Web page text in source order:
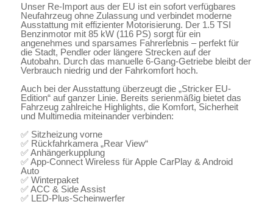
Unser Re-Import aus der EU ist ein sofort verfügbares
Neufahrzeug ohne Zulassung und verbindet moderne
Ausstattung mit effizienter Motorisierung. Der 1.5 TSI
Benzinmotor mit 85 kW (116 PS) sorgt für ein
angenehmes und sparsames Fahrerlebnis – perfekt für
die Stadt, Pendler oder längere Strecken auf der
Autobahn. Durch das manuelle 6-Gang-Getriebe bleibt der
Verbrauch niedrig und der Fahrkomfort hoch.
Auch bei der Ausstattung überzeugt die „Stricker EU-
Edition“ auf ganzer Linie. Bereits serienmäßig bietet das
Fahrzeug zahlreiche Highlights, die Komfort, Sicherheit
und Multimedia miteinander verbinden:
✅ Sitzheizung vorne
✅ Rückfahrkamera „Rear View“
✅ Anhängerkupplung
✅ App-Connect Wireless für Apple CarPlay & Android
Auto
✅ Winterpaket
✅ ACC & Side Assist
✅ LED-Plus-Scheinwerfer